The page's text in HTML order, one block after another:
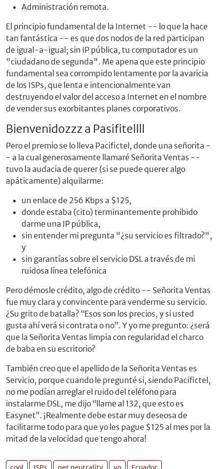
Administración remota.
El principio fundamental de la Internet -- lo que la hace
tan fantástica -- es que dos nodos de la red participan
de igual-a-igual; sin IP pública, tu computador es un
"ciudadano de segunda". Me apena que este principio
fundamental sea corrompido lentamente por la avaricia
de los ISPs, que lenta e intencionalmente van
destruyendo el valor del acceso a Internet en el nombre
de vender sus exorbitantes planes corporativos.
Bienvenidozzz a Pasifitellll
Pero el premio se lo lleva Pacifictel, donde una señorita -
- a la cual generosamente llamaré Señorita Ventas --
tuvo la audacia de querer (si se puede querer algo
apáticamente) alquilarme:
un enlace de 256 Kbps a $125,
donde estaba (cito) terminantemente prohibido
darme una IP pública,
sin entender mi pregunta "¿su servicio es filtrado?",
y
sin garantías sobre el servicio DSL a través de mi
ruidosa línea telefónica
Pero démosle crédito, algo de crédito -- Señorita Ventas
fue muy clara y convincente para venderme su servicio.
¿Su grito de batalla? Esos son los precios, y si usted
gusta ahí verá si contrata o no . Y yo me pregunto: ¿será
que la Señorita Ventas limpia con regularidad el charco
de baba en su escritorio?
También creo que el apellido de la Señorita Ventas es
Servicio, porque cuando le pregunté si, siendo Pacifictel,
no me podían arreglar el ruido del teléfono para
instalarme DSL, me dijo
llame al 132, que esto es
Easynet . ¡Realmente debe estar muy deseosa de
facilitarme todo para que yo les pague $125 al mes por la
mitad de la velocidad que tengo ahora!